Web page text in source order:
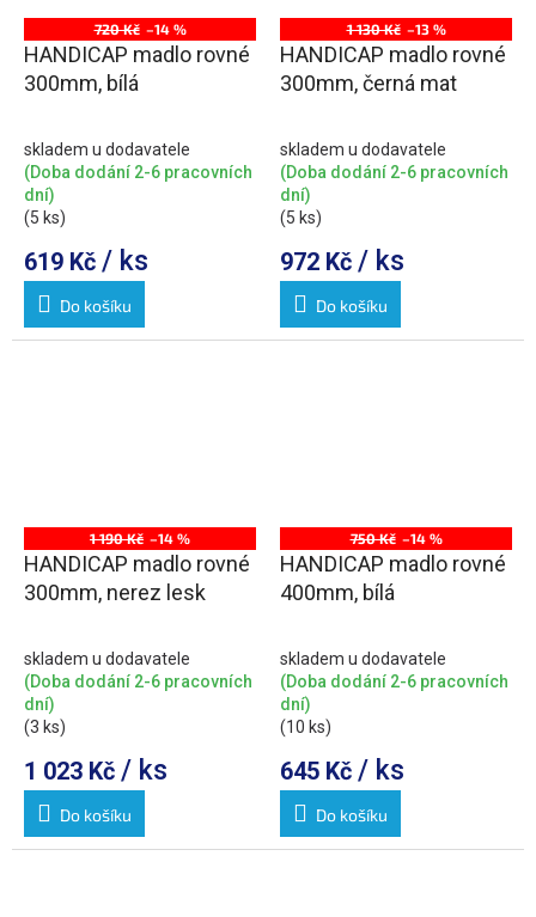
720 Kč –14 %
HANDICAP madlo rovné
300mm, bílá
skladem u dodavatele
(Doba dodání 2-6 pracovních
dní)
(5 ks)
619 Kč / ks
Do košíku
1 130 Kč –13 %
HANDICAP madlo rovné
300mm, černá mat
skladem u dodavatele
(Doba dodání 2-6 pracovních
dní)
(5 ks)
972 Kč / ks
Do košíku
1 190 Kč –14 %
HANDICAP madlo rovné
300mm, nerez lesk
skladem u dodavatele
(Doba dodání 2-6 pracovních
dní)
(3 ks)
1 023 Kč / ks
Do košíku
750 Kč –14 %
HANDICAP madlo rovné
400mm, bílá
skladem u dodavatele
(Doba dodání 2-6 pracovních
dní)
(10 ks)
645 Kč / ks
Do košíku